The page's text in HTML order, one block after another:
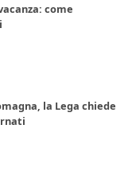
come
la Lega chiede